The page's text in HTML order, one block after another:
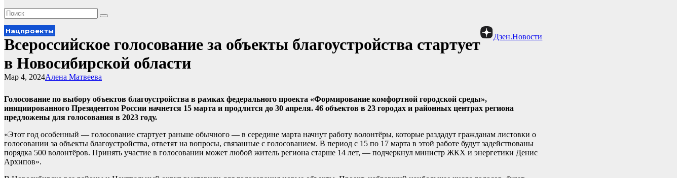
Дзен.Новости
Нацпроекты
Всероссийское голосование за объекты благоустройства стартует
в Новосибирской области
Алена Матвеева
Мар 4, 2024
Голосование по выбору объектов благоустройства в рамках федерального проекта «Формирование комфортной городской среды»,
инициированного Президентом России начнется 15 марта и продлится до 30 апреля. 46 объектов в 23 городах и районных центрах региона
предложены для голосования в 2023 году.
«Этот год особенный — голосование стартует раньше обычного — в середине марта начнут работу волонтёры, которые раздадут гражданам листовки о
голосовании за объекты благоустройства, ответят на вопросы, связанные с голосованием. В период с 15 по 17 марта в этой работе будут задействованы
порядка 500 волонтёров. Принять участие в голосовании может любой житель региона старше 14 лет, — подчеркнул министр ЖКХ и энергетики Денис
Архипов».